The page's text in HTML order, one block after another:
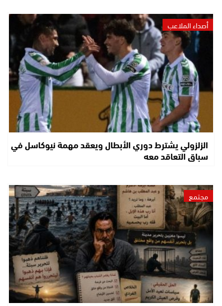
أصداء الملاعب
الزلزولي يشترط دوري الأبطال ويعقد مهمة نيوكاسل في
سباق التعاقد معه
مجتمع